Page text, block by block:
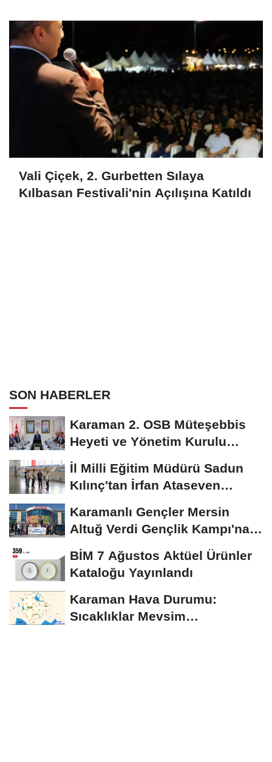
Vali Çiçek, 2. Gurbetten Sılaya
Kılbasan Festivali'nin Açılışına Katıldı
SON HABERLER
Karaman 2. OSB Müteşebbis
Heyeti ve Yönetim Kurulu
Toplantısı Gerçekleştirildi
İl Milli Eğitim Müdürü Sadun
Kılınç'tan İrfan Ataseven
Karamanlı Gençler Mersin
Altuğ Verdi Gençlik Kampı'na
Uğurlandı
BİM 7 Ağustos Aktüel Ürünler
Kataloğu Yayınlandı
Karaman Hava Durumu:
Sıcaklıklar Mevsim